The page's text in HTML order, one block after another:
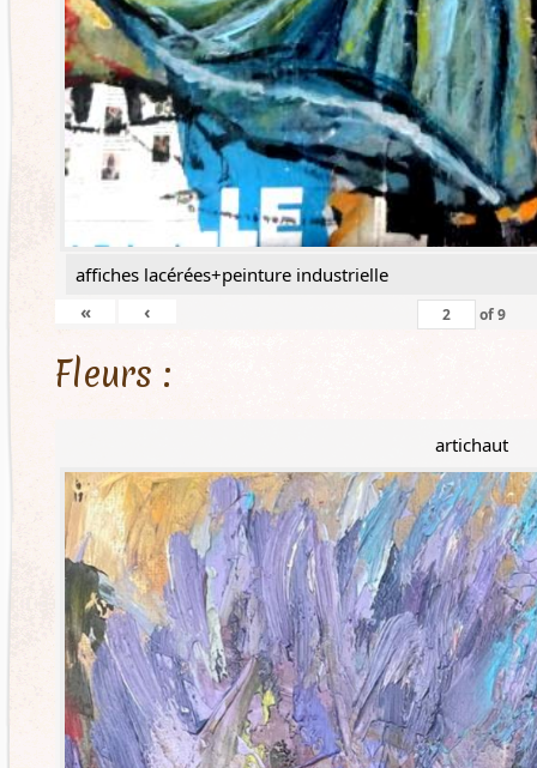
affiches lacérées+peinture industrielle
«
‹ of9
Fleurs :
artichaut